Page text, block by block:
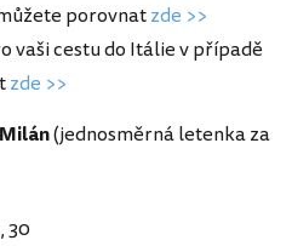
porovnatzde >>
vaši cestu do Itálie v případě
zde >>
(jednosměrná letenka za
30